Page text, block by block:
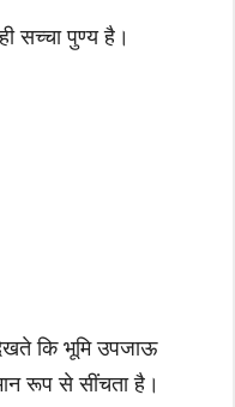
सच्चा पुण्य है।
कि भूमि उपजाऊ
रूप से सींचता है।